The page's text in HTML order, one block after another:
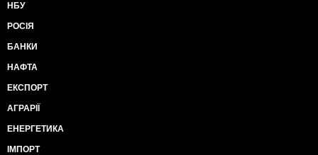
НБУ
РОСІЯ
БАНКИ
НАФТА
ЕКСПОРТ
АГРАРІЇ
ЕНЕРГЕТИКА
ІМПОРТ